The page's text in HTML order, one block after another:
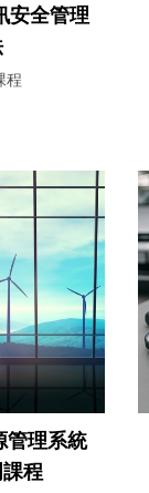
安全管理
程
管理系統
程